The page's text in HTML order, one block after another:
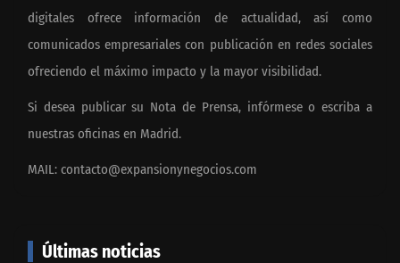
digitales ofrece información de actualidad, así como
comunicados empresariales con publicación en redes sociales
ofreciendo el máximo impacto y la mayor visibilidad.
Si desea publicar su Nota de Prensa, infórmese o escriba a
nuestras oficinas en Madrid.
MAIL: contacto@expansionynegocios.com
Últimas noticias